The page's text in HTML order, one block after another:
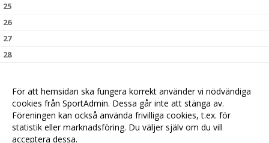
25
26
27
28
14:00 Träning, Sätra IP
För att hemsidan ska fungera korrekt använder vi nödvändiga
cookies från SportAdmin. Dessa går inte att stänga av.
Föreningen kan också använda frivilliga cookies, t.ex. för
statistik eller marknadsföring. Du väljer själv om du vill
acceptera dessa.